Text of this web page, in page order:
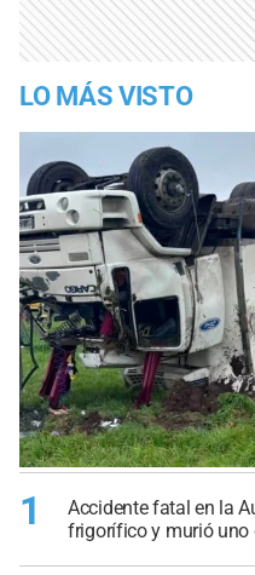
LO MÁS VISTO
1
Accidente fatal en la
frigorífico y murió uno